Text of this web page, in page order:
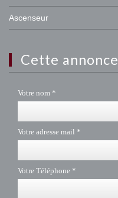
Ascenseur
cette annonce
Votre nom *
Votre adresse mail *
Votre Téléphone *